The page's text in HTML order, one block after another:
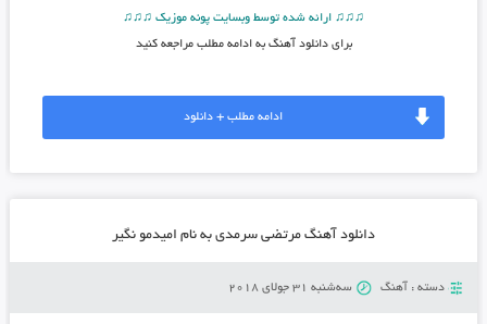
♫♫♫ ارائه شده توسط وبسایت پونه موزیک ♫♫♫
برای دانلود آهنگ به ادامه مطلب مراجعه کنید
ادامه مطلب + دانلود
دانلود آهنگ مرتضی سرمدی به نام امیدمو نگیر
دسته : آهنگ سه‌شنبه 31 جولای 2018